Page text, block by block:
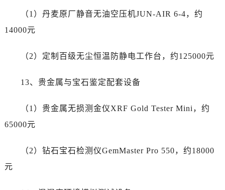
（1）丹麦原厂静音无油空压机JUN-AIR 6-4，约
14000元
（2）定制百级无尘恒温防静电工作台，约125000元
13、贵金属与宝石鉴定配套设备
（1）贵金属无损测金仪XRF Gold Tester Mini，约
65000元
（2）钻石宝石检测仪GemMaster Pro 550，约18000
元